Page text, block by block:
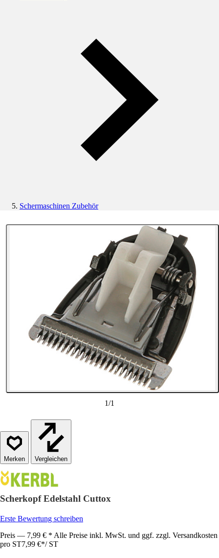
Schermaschinen Zubehör
1/1
Vergleichen
Scherkopf Edelstahl Cuttox
Erste Bewertung schreiben
Preis — 7,99 € * Alle Preise inkl. MwSt. und ggf. zzgl. Versandkosten
pro ST7,99 €*/ ST